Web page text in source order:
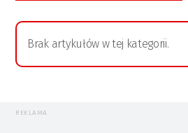
Brak artykułów w tej kategorii.
REKLAMA